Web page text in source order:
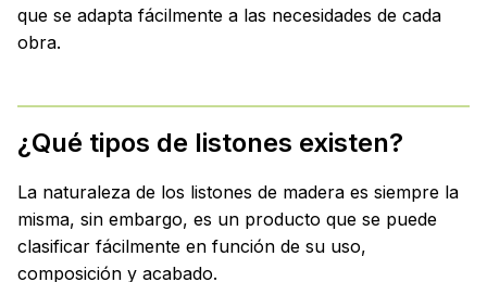
que se adapta fácilmente a las necesidades de cada
obra.
¿Qué tipos de listones existen?
La naturaleza de los listones de madera es siempre la
misma, sin embargo, es un producto que se puede
clasificar fácilmente en función de su uso,
composición y acabado.